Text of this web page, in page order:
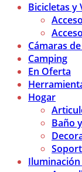
Bicicletas y
Cámaras
Camping
En Oferta
Hogar
Baño
Iluminación